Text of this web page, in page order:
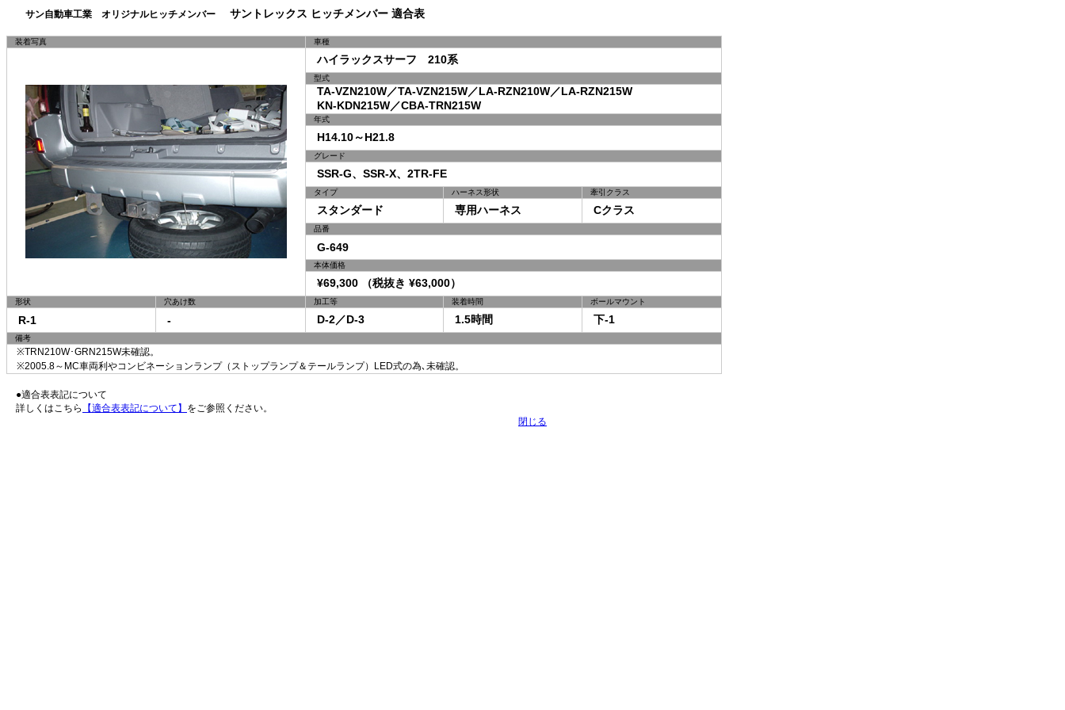
サン自動車工業 オリジナルヒッチメンバー サントレックス ヒッチメンバー 適合表
装着写真 車種
ハイラックスサーフ 210系
型式
TA-VZN210W／TA-VZN215W／LA-RZN210W／LA-RZN215W
KN-KDN215W／CBA-TRN215W
年式
H14.10～H21.8
グレード
SSR-G、SSR-X、2TR-FE
タイプ ハーネス形状 牽引クラス
スタンダード 専用ハーネス Cクラス
品番
G-649
本体価格
¥69,300 （税抜き ¥63,000）
形状 穴あけ数 加工等 装着時間 ボールマウント
R-1 - D-2／D-3 1.5時間 下-1
備考
※TRN210W･GRN215W未確認。
※2005.8～MC車両利やコンビネーションランプ（ストップランプ＆テールランプ）LED式の為､未確認。
●適合表表記について
詳しくはこちら
【適合表表記について】 をご参照ください。
閉じる